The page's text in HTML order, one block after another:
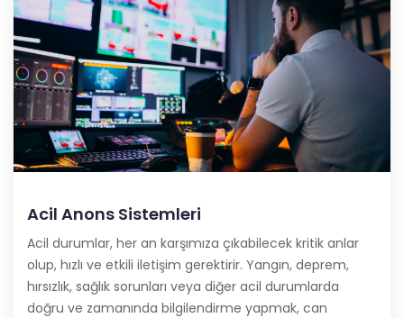
Acil Anons Sistemleri
Acil durumlar, her an karşımıza çıkabilecek kritik anlar
olup, hızlı ve etkili iletişim gerektirir. Yangın, deprem,
hırsızlık, sağlık sorunları veya diğer acil durumlarda
doğru ve zamanında bilgilendirme yapmak, can